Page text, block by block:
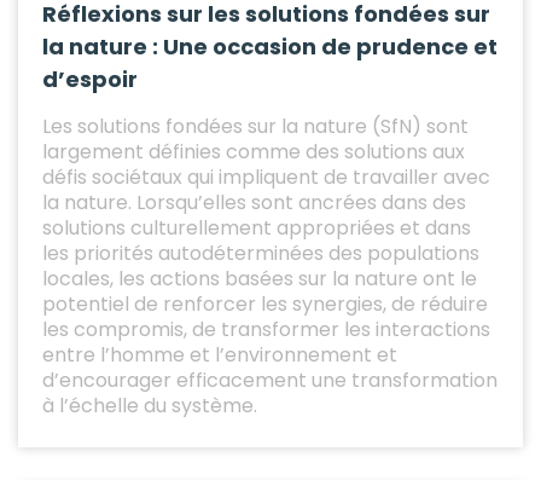
Réflexions sur les solutions fondées sur
la nature : Une occasion de prudence et
d’espoir
Les solutions fondées sur la nature (SfN) sont
largement définies comme des solutions aux
défis sociétaux qui impliquent de travailler avec
la nature. Lorsqu’elles sont ancrées dans des
solutions culturellement appropriées et dans
les priorités autodéterminées des populations
locales, les actions basées sur la nature ont le
potentiel de renforcer les synergies, de réduire
les compromis, de transformer les interactions
entre l’homme et l’environnement et
d’encourager efficacement une transformation
à l’échelle du système.